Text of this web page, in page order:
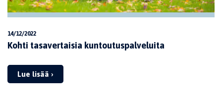
14/12/2022
Kohti tasavertaisia kuntoutuspalveluita
Lue lisää ›